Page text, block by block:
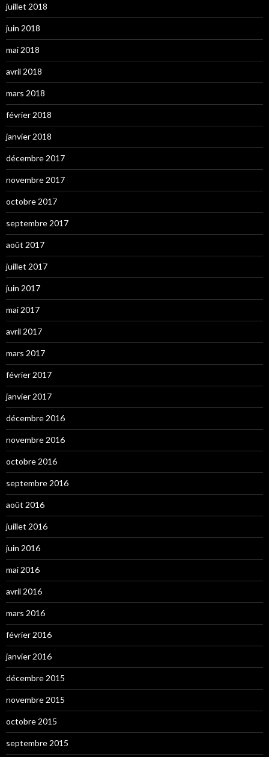
juillet 2018
juin 2018
mai 2018
avril 2018
mars 2018
février 2018
janvier 2018
décembre 2017
novembre 2017
octobre 2017
septembre 2017
août 2017
juillet 2017
juin 2017
mai 2017
avril 2017
mars 2017
février 2017
janvier 2017
décembre 2016
novembre 2016
octobre 2016
septembre 2016
août 2016
juillet 2016
juin 2016
mai 2016
avril 2016
mars 2016
février 2016
janvier 2016
décembre 2015
novembre 2015
octobre 2015
septembre 2015